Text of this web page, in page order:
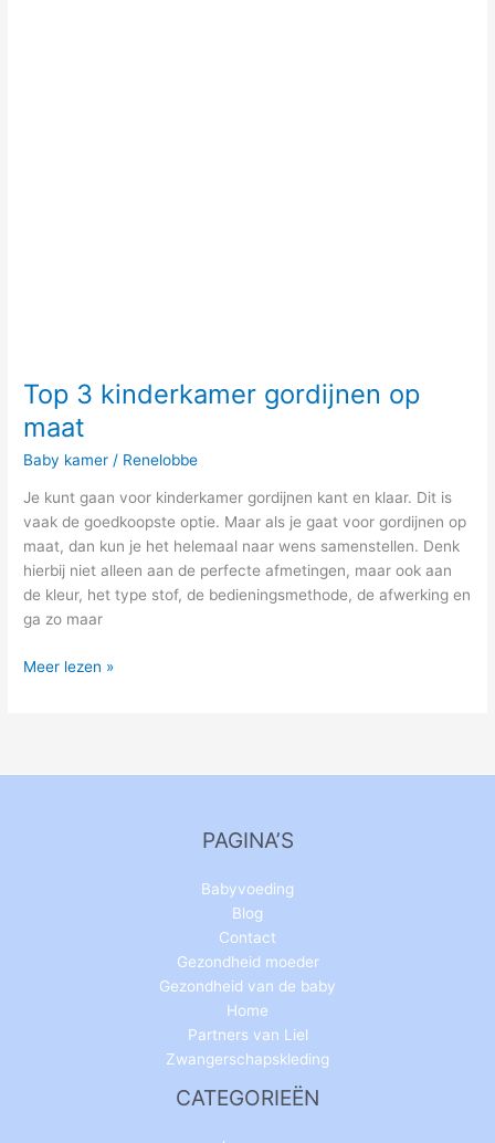
Top 3 kinderkamer gordijnen op
maat
Baby kamer / Renelobbe
Je kunt gaan voor kinderkamer gordijnen kant en klaar. Dit is
vaak de goedkoopste optie. Maar als je gaat voor gordijnen op
maat, dan kun je het helemaal naar wens samenstellen. Denk
hierbij niet alleen aan de perfecte afmetingen, maar ook aan
de kleur, het type stof, de bedieningsmethode, de afwerking en
ga zo maar
Meer lezen »
PAGINA’S
Babyvoeding
Blog
Contact
Gezondheid moeder
Gezondheid van de baby
Home
Partners van Liel
Zwangerschapskleding
CATEGORIEËN